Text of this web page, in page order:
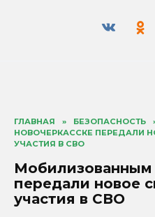
ГЛАВНАЯ » БЕЗОПАСНОСТЬ
НОВОЧЕРКАССКЕ ПЕРЕДАЛИ
УЧАСТИЯ В СВО
Мобилизованным
передали новое
участия в СВО